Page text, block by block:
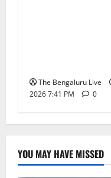
The Bengaluru Live
2026 7:41 PM
0
YOU MAY HAVE MISSED